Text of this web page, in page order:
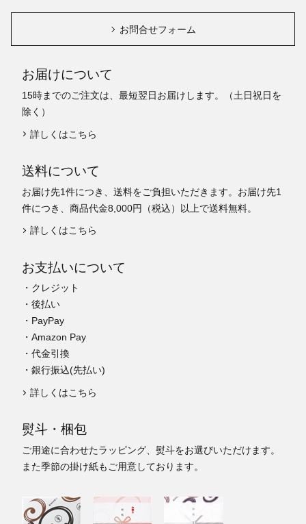
お問合せフォーム
お届けについて
15時までのご注文は、最短翌日お届けします。（土日祝日を
除く）
詳しくはこちら
送料について
お届け先1件につき、送料をご負担いただきます。お届け先1
件につき、商品代金8,000円（税込）以上で送料無料。
詳しくはこちら
お支払いについて
・クレジット
・後払い
・PayPay
・Amazon Pay
・代金引換
・銀行振込(先払い)
詳しくはこちら
熨斗・梱包
ご用途に合わせたラッピング、熨斗をお選びいただけます。
また季節の掛け紙もご用意しております。